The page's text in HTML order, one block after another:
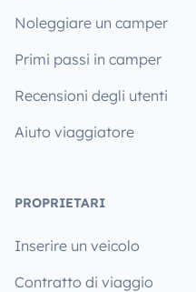
Noleggiare un camper
Primi passi in camper
Recensioni degli utenti
Aiuto viaggiatore
PROPRIETARI
Inserire un veicolo
Contratto di viaggio